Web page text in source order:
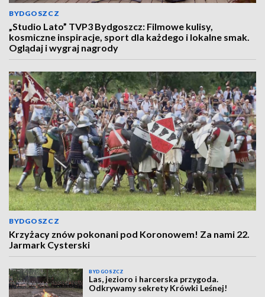
BYDGOSZCZ
„Studio Lato” TVP3 Bydgoszcz: Filmowe kulisy,
kosmiczne inspiracje, sport dla każdego i lokalne smak.
Oglądaj i wygraj nagrody
BYDGOSZCZ
Krzyżacy znów pokonani pod Koronowem! Za nami 22.
Jarmark Cysterski
BYDGOSZCZ
Las, jezioro i harcerska przygoda.
Odkrywamy sekrety Krówki Leśnej!